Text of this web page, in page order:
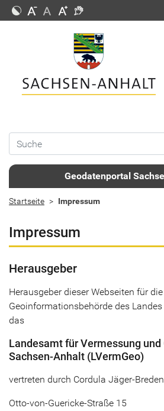
Geodatenportal
Startseite Impressum
Impressum
Herausgeber
Herausgeber dieser Webseiten für die
Geoinformationsbehörde des
das
Landesamt für Vermessung
Sachsen-Anhalt (LVermGeo)
vertreten durch Cordula Jäger-
Otto-von-Guericke-Straße 15